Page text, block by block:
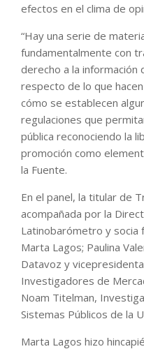
efectos en el clima de
“Hay una serie de
fundamentalmente con
derecho a la información
respecto de lo que
cómo se establecen
regulaciones que
pública reconociendo la
promoción como
la Fuente.
En el panel, la titular de
acompañada por la
Latinobarómetro y socia
Marta Lagos; Paulina
Datavoz y
Investigadores de
Noam Titelman,
Sistemas Públicos de la
Marta Lagos hizo